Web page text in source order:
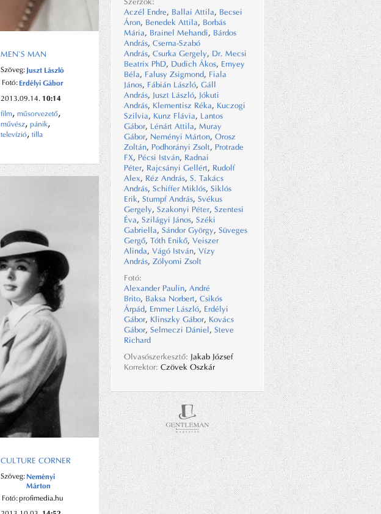
MEN`S MAN
Szöveg: Juszt László
Fotó:Erdélyi Gábor
2013.09.14. 10:14
film, műsorvezető,
művész, pánik,
televízió, tilla
CULTURE CORNER
Szöveg: Neményi
Márton
Fotó:profimedia.hu
Aczél Endre, Ballai Attila, Becsei
Áron, Benedek Attila, Borbás
Mária, Brainel Mehandi, Bárdos
András, Cserna-Szabó
András, Csurka Gergely, Dr. Mecsi
Beatrix PhD, Dudich Ákos, Ernyey
Béla, Falusy Zsigmond, Fiala
János, Fábián László, Gáll
András, Juszt László, Jókuti
András, Klementisz Réka, Kuczogi
Szilvia, Kunz Flávia, Lantos
Gábor, Lénárt Attila, Muray
Gábor, Neményi Márton, Orosz
Zoltán, Podhorányi Zsolt, Protrade
FX, Pécsi István, Radnai
Péter, Rajcsányi Gellért, Rudolf
Alex, Réz András, S. Takács
András, Schiffer Miklós, Siklós
Erik, Stumpf András, Svékus
Gergely, Szakonyi Péter, Szentesi
Éva, Szilágyi János, Széki
Gabriella, Sándor György, Süveges
Gergő, Tóth Enikő, Veiszer
Alinda, Vágó István, Vízy
András, Zólyomi Zsolt
Fotó:
Alexander Paulin, André
Brito, Baksa Norbert, Csikós
Árpád, Emmer László, Erdélyi
Gábor, Klinszky Gábor, Kovács
Gábor, Selmeczi Dániel , Steve
Richard
Olvasószerkesztő: Jakab József
Korrektor: Czövek Oszkár